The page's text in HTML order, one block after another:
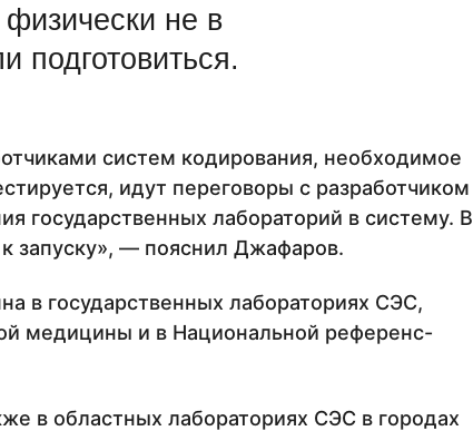
не в
подготовиться.
систем кодирования, необходимое
идут переговоры с разработчиком
государственных лабораторий в систему. В
запуску», — пояснил Джафаров.
в государственных лабораториях СЭС,
медицины и в Национальной референс-
в областных лабораториях СЭС в городах